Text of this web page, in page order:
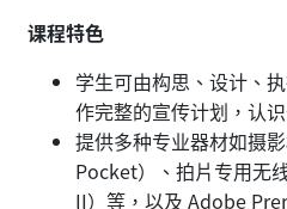
课程特色
学生可由构思、设计、
作完整的宣传计划，认
提供多种专业器材如摄
Pocket）、拍片专用无
II）等，以及 Adobe